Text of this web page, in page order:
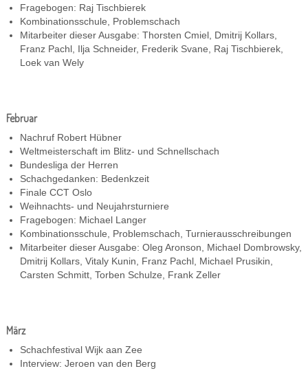
Fragebogen: Raj Tischbierek
Kombinationsschule, Problemschach
Mitarbeiter dieser Ausgabe: Thorsten Cmiel, Dmitrij Kollars,
Franz Pachl, Ilja Schneider, Frederik Svane, Raj Tischbierek,
Loek van Wely
Februar
Nachruf Robert Hübner
Weltmeisterschaft im Blitz- und Schnellschach
Bundesliga der Herren
Schachgedanken: Bedenkzeit
Finale CCT Oslo
Weihnachts- und Neujahrsturniere
Fragebogen: Michael Langer
Kombinationsschule, Problemschach, Turnierausschreibungen
Mitarbeiter dieser Ausgabe: Oleg Aronson, Michael Dombrowsky,
Dmitrij Kollars, Vitaly Kunin, Franz Pachl, Michael Prusikin,
Carsten Schmitt, Torben Schulze, Frank Zeller
März
Schachfestival Wijk aan Zee
Interview: Jeroen van den Berg